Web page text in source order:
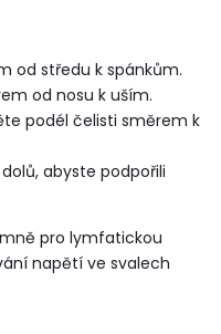
od středu k spánkům.
od nosu k uším.
podél čelisti směrem k
abyste podpořili
pro lymfatickou
napětí ve svalech